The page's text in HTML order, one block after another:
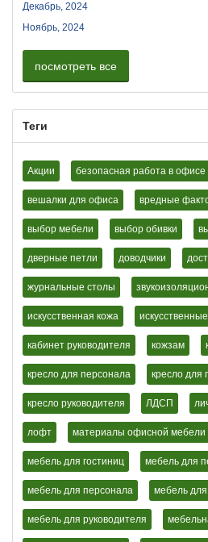
Декабрь, 2024
Ноябрь, 2024
посмотреть все
Теги
Акции безопасная работа в офисе
вешалки для офиса вредные
выбор мебели выбор обивки
дверные петли доводчики
журнальные столы
искусственная кожа
кабинет руководителя кожзам
кресло для персонала кресло для
кресло руководителя ЛДСП
лофт материалы офисной мебели
мебель для гостиниц мебель для
мебель для персонала мебель
мебель для руководителя